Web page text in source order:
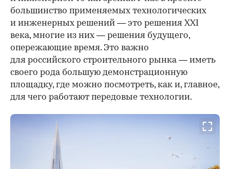
большинство применяемых технологических
и инженерных решений — это решения XXI
века, многие из них — решения будущего,
опережающие время. Это важно
для российского строительного рынка — иметь
своего рода большую демонстрационную
площадку, где можно посмотреть, как и, главное,
для чего работают передовые технологии.